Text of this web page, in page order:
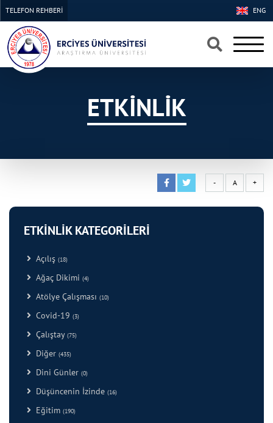
×
×
ENG
TELEFON REHBERİ
ETKİNLİK
- A +
ETKİNLİK KATEGORİLERİ
Açılış (18)
Ağaç Dikimi (4)
Atölye Çalışması (10)
Covid-19 (3)
Çalıştay (75)
Diğer (435)
Dini Günler (0)
Düşüncenin İzinde (16)
Eğitim (190)